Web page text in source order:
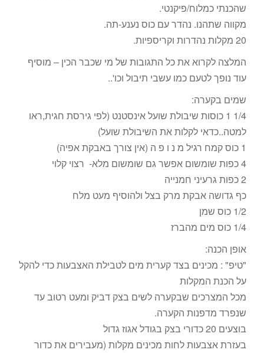
שהכנתי כמלוח/פיקנטי.
מקווה שתהנו. נהדר עם כוס נענע-תה.
20 מקלות נהדרות וקריספיות.
המלצה לקרוא את כל התגובות של מי שכבר הכין – מוסיף
עוד נופך לטעם כמו עשבי תיבול וכו'..
שמים בקערה:
1/4 1 כוסות שיבולת שועל אינסטנט (לפי גירסת חגית,ראו
למטה..כדאי לקלות את השיבולת שועל)
1 כוס קמח רגיל מ נ ו פ ה (אין צורך באבקת אפיה)
4 כפות שומשום אפשר גם שומשום מלא- רצוי קלוי
2 כפות גרעיני חמנייה
כף גדושה אבקת מרק בצל ולהוסיף מעט מלח
1/2 כוס שמן
1/4 כוס מים מהברז
אופן הכנה:
"טיפ" : מכינים בצד קערית מים לטבילת האצבעות כדי להקל
על הכנת המקלות
מכל המצרכים שבקערה לשים בצק דביק ומעט רטוב עד
שנפרד מדפנות הקערה.
בוצעים 20 כדורי בצק בגודל אגוז גדול
בעזרת אצבעות לחות מכינים מקלות (מעבירים את כדור